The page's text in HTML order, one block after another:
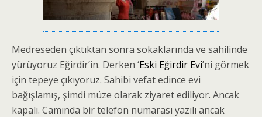
Medreseden çıktıktan sonra sokaklarında ve sahilinde
yürüyoruz Eğirdir’in. Derken ‘Eski Eğirdir Evi’ni görmek
için tepeye çıkıyoruz. Sahibi vefat edince evi
bağışlamış, şimdi müze olarak ziyaret ediliyor. Ancak
kapalı. Camında bir telefon numarası yazılı ancak